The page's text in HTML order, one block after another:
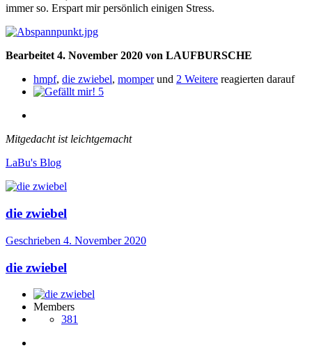
immer so. Erspart mir persönlich einigen Stress.
Bearbeitet 4. November 2020 von LAUFBURSCHE
hmpf, die zwiebel, momperund 2 Weitere reagierten darauf
5
Mitgedacht ist leichtgemacht
LaBu's Blog
die zwiebel
Geschrieben 4. November 2020
die zwiebel
Members
381